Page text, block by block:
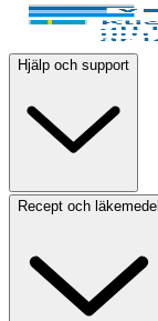
Hjälp och support
Recept och läkemedel